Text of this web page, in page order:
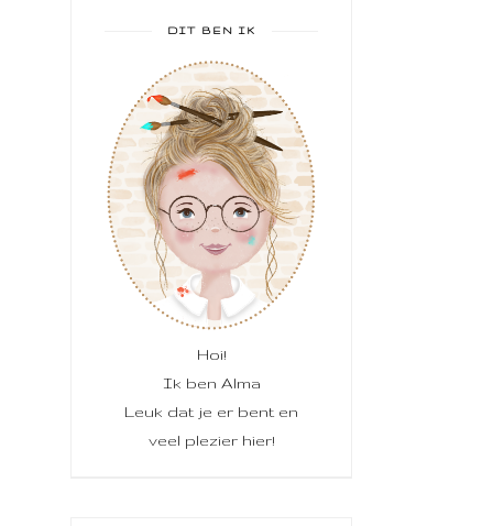
DIT BEN IK
Hoi!
Ik ben Alma
Leuk dat je er bent en
veel plezier hier!